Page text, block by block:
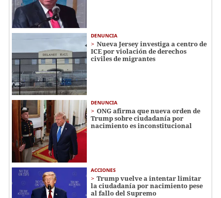
DENUNCIA
Nueva Jersey investiga a centro de
ICE por violación de derechos
civiles de migrantes
DENUNCIA
ONG afirma que nueva orden de
Trump sobre ciudadanía por
nacimiento es inconstitucional
ACCIONES
Trump vuelve a intentar limitar
la ciudadanía por nacimiento pese
al fallo del Supremo